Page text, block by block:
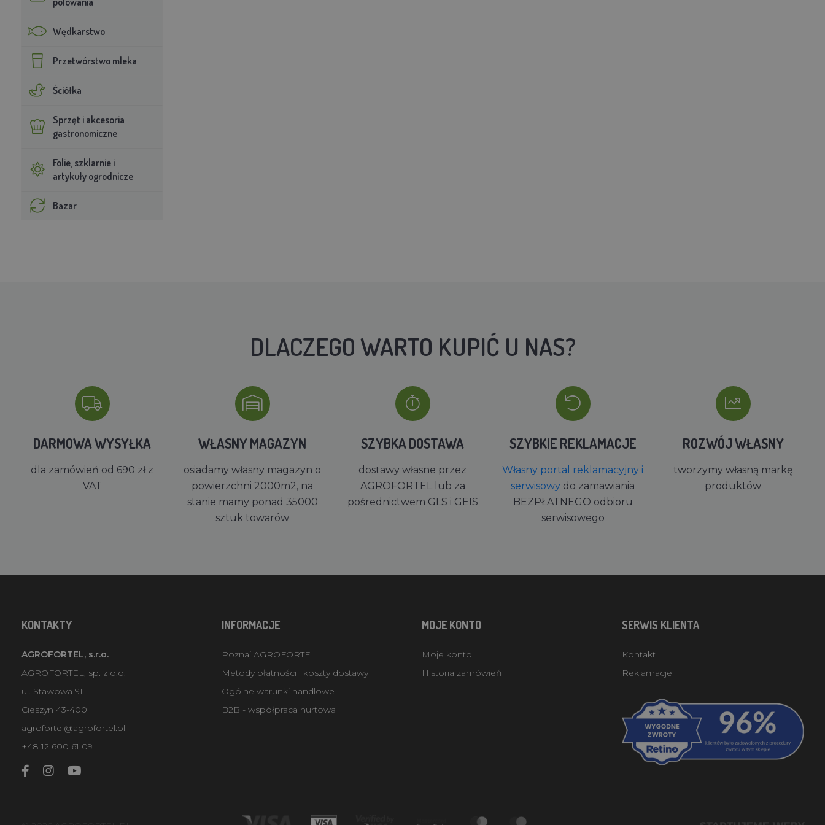
Wędkarstwo
Przetwórstwo mleka
Ściółka
Sprzęt i akcesoria
gastronomiczne
Folie, szklarnie i
artykuły ogrodnicze
Bazar
DLACZEGO WARTO KUPIĆ U NAS?
DARMOWA WYSYŁKA
dla zamówień od 690 zł z
VAT
WŁASNY MAGAZYN
osiadamy własny magazyn o
powierzchni 2000m2, na
stanie mamy ponad 35000
sztuk towarów
SZYBKA DOSTAWA
dostawy własne przez
AGROFORTEL lub za
pośrednictwem GLS i GEIS
SZYBKIE REKLAMACJE
Własny portal reklamacyjny i
serwisowy do zamawiania
BEZPŁATNEGO odbioru
serwisowego
ROZWÓJ WŁASNY
tworzymy własną markę
produktów
KONTAKTY
AGROFORTEL, s.r.o.
AGROFORTEL, sp. z o.o.
ul. Stawowa 91
Cieszyn 43-400
agrofortel@agrofortel.pl
+48 12 600 61 09
INFORMACJE
Poznaj AGROFORTEL
Metody płatności i koszty dostawy
Ogólne warunki handlowe
B2B - współpraca hurtowa
MOJE KONTO
Moje konto
Historia zamówień
SERWIS KLIENTA
Kontakt
Reklamacje